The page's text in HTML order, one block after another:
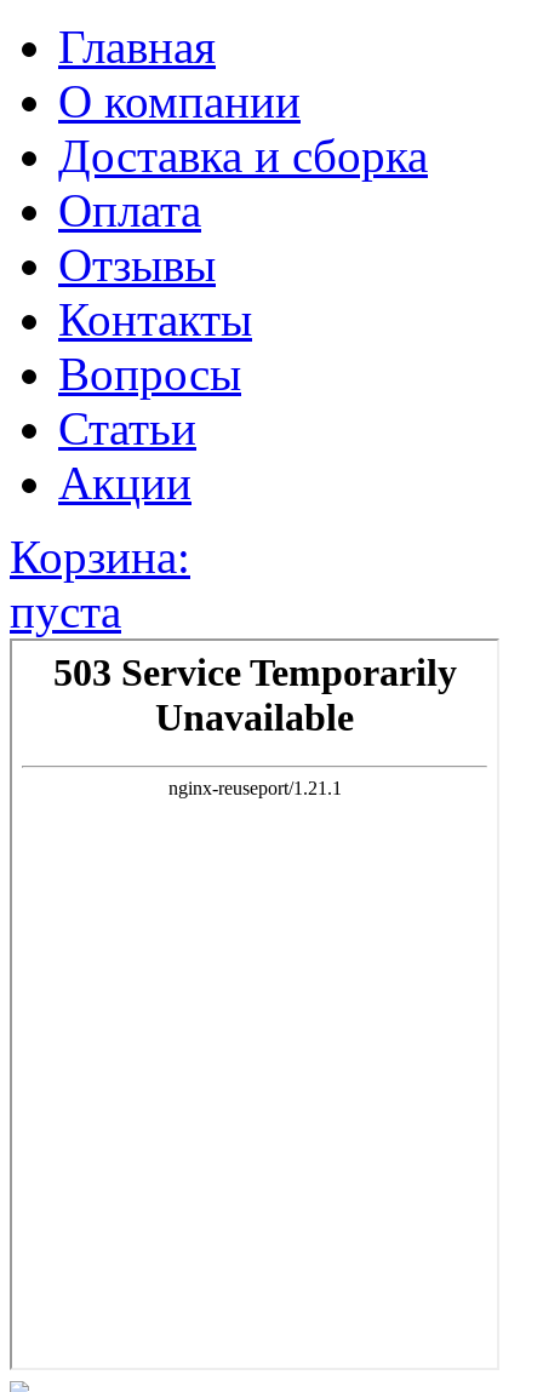
Главная
О компании
Доставка и сборка
Оплата
Отзывы
Контакты
Вопросы
Статьи
Акции
Корзина:
пуста